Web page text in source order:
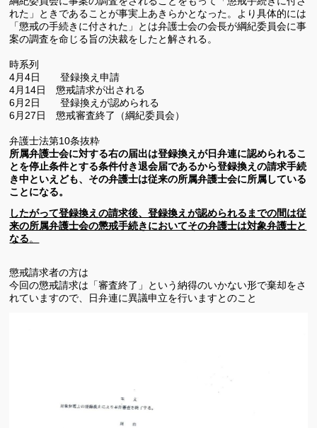
れた」ときであることが事実上あきらかとなった。より具体的には
「懲戒の手続きに付された」とは弁護士会の会長が綱紀委員会に事
案の調査を命じる旨の決裁をしたと解される。
時系列
4月4日 登録換え申請
4月14日 懲戒請求が出される
6月2日 登録換えが認められる
6月27日 懲戒審査終了（綱紀委員会）
弁護士法第10条抜粋
所属弁護士会に対する右の届出は登録換えが日弁連に認められるこ
とを停止条件とする条件付き退会届であるから登録換えの請求手続
き中といえども、その弁護士は従来の所属弁護士会に所属している
ことになる。
したがって登録換えの請求後、登録換えが認められるまでの間は従
来の所属弁護士会の懲戒手続きにおいてその弁護士は対象弁護士と
なる。
懲戒請求者の方は
今回の懲戒請求は「審査終了」という納得のいかない形で棄却をさ
れていますので、日弁連に異議申立を行いますとのこと